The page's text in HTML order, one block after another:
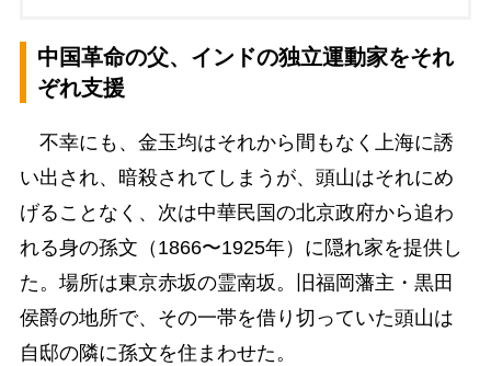
中国革命の父、インドの独立運動家をそれ
ぞれ支援
不幸にも、金玉均はそれから間もなく上海に誘
い出され、暗殺されてしまうが、頭山はそれにめ
げることなく、次は中華民国の北京政府から追わ
れる身の孫文（1866〜1925年）に隠れ家を提供し
た。場所は東京赤坂の霊南坂。旧福岡藩主・黒田
侯爵の地所で、その一帯を借り切っていた頭山は
自邸の隣に孫文を住まわせた。